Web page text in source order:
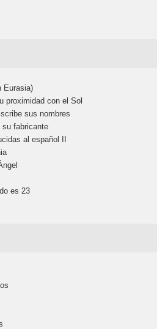
Eurasia)
proximidad con el Sol
sus nombres
su fabricante
al español II
es 23